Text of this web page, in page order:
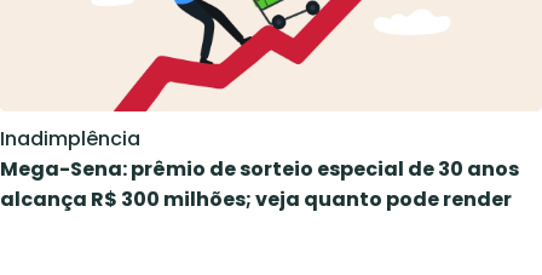
Inadimplência
Mega-Sena: prêmio de sorteio especial de 30 anos
alcança R$ 300 milhões; veja quanto pode render